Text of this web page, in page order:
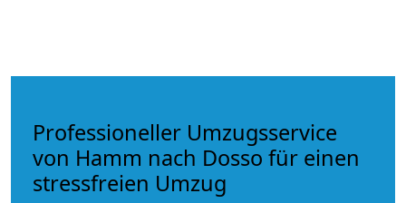
Professioneller Umzugsservice
von Hamm nach Dosso für einen
stressfreien Umzug